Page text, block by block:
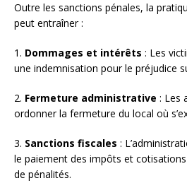
Outre les sanctions pénales, la
peut entraîner :
1. Dommages et intérêts : Les
une indemnisation pour le préjudice
2. Fermeture administrative : Les
ordonner la fermeture du local où
3. Sanctions fiscales :
le paiement des impôts et
de pénalités.